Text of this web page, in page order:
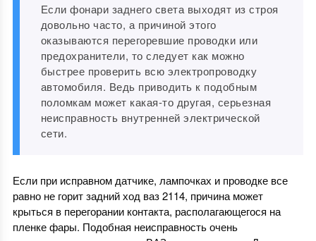
Если фонари заднего света выходят из строя
довольно часто, а причиной этого
оказываются перегоревшие проводки или
предохранители, то следует как можно
быстрее проверить всю электропроводку
автомобиля. Ведь приводить к подобным
поломкам может какая-то другая, серьезная
неисправность внутренней электрической
сети.
Если при исправном датчике, лампочках и проводке все
равно не горит задний ход ваз 2114, причина может
крыться в перегорании контакта, располагающегося на
пленке фары. Подобная неисправность очень